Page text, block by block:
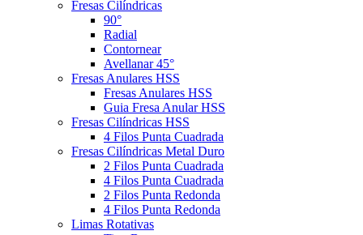
Fresas Cilíndricas
90°
Radial
Contornear
Avellanar 45°
Fresas Anulares HSS
Fresas Anulares HSS
Guia Fresa Anular HSS
Fresas Cilíndricas HSS
4 Filos Punta Cuadrada
Fresas Cilíndricas Metal Duro
2 Filos Punta Cuadrada
4 Filos Punta Cuadrada
2 Filos Punta Redonda
4 Filos Punta Redonda
Limas Rotativas